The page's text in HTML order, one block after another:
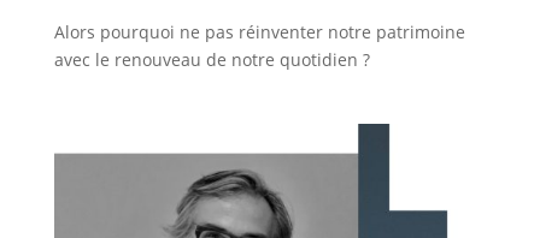
Alors pourquoi ne pas réinventer notre patrimoine
avec le renouveau de notre quotidien ?